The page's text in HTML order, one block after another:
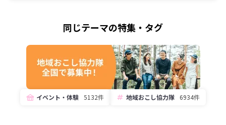
同じテーマの特集・タグ
イベント・体験 5132件 地域おこし協力隊 6934件